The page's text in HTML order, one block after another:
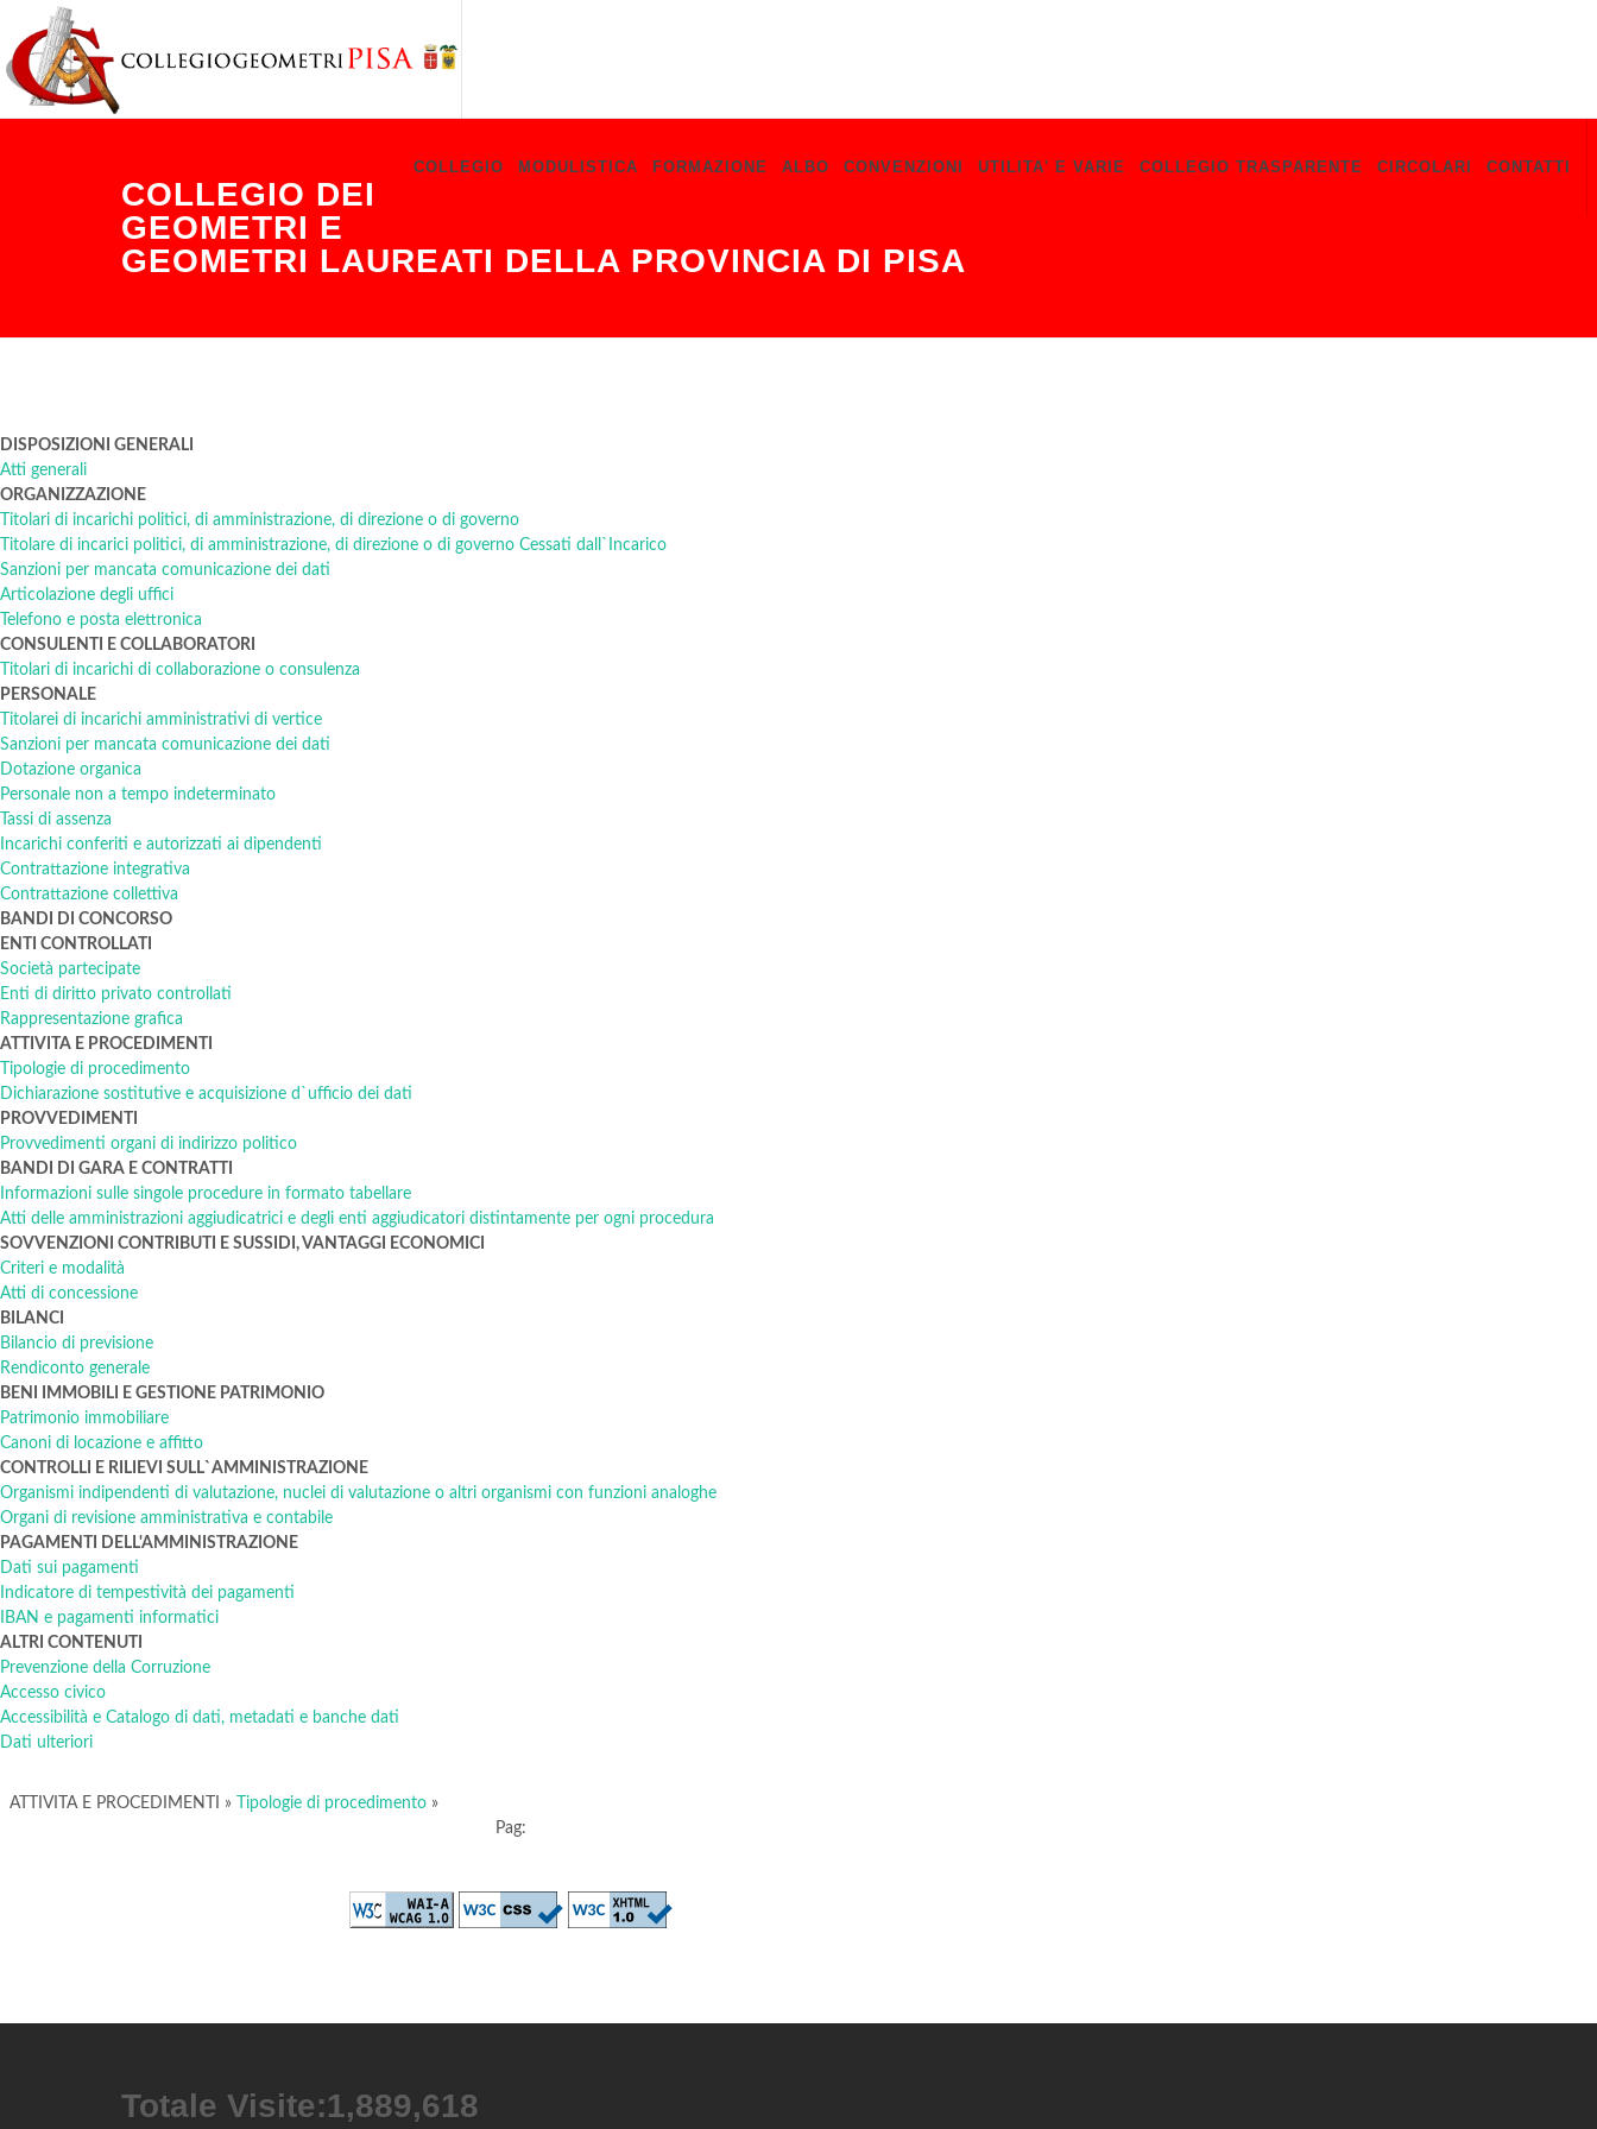
COLLEGIO MODULISTICA FORMAZIONE ALBO CONVENZIONI UTILITA' E VARIE COLLEGIO TRASPARENTE CIRCOLARI CONTATTI
COLLEGIO DEI
GEOMETRI E
GEOMETRI LAUREATI DELLA PROVINCIA DI PISA
DISPOSIZIONI GENERALI
Atti generali
ORGANIZZAZIONE
Titolari di incarichi politici, di amministrazione, di direzione o di governo
Titolare di incarici politici, di amministrazione, di direzione o di governo Cessati dall`Incarico
Sanzioni per mancata comunicazione dei dati
Articolazione degli uffici
Telefono e posta elettronica
CONSULENTI E COLLABORATORI
Titolari di incarichi di collaborazione o consulenza
PERSONALE
Titolarei di incarichi amministrativi di vertice
Sanzioni per mancata comunicazione dei dati
Dotazione organica
Personale non a tempo indeterminato
Tassi di assenza
Incarichi conferiti e autorizzati ai dipendenti
Contrattazione integrativa
Contrattazione collettiva
BANDI DI CONCORSO
ENTI CONTROLLATI
Società partecipate
Enti di diritto privato controllati
Rappresentazione grafica
ATTIVITA E PROCEDIMENTI
Tipologie di procedimento
Dichiarazione sostitutive e acquisizione d`ufficio dei dati
PROVVEDIMENTI
Provvedimenti organi di indirizzo politico
BANDI DI GARA E CONTRATTI
Informazioni sulle singole procedure in formato tabellare
Atti delle amministrazioni aggiudicatrici e degli enti aggiudicatori distintamente per ogni procedura
SOVVENZIONI CONTRIBUTI E SUSSIDI, VANTAGGI ECONOMICI
Criteri e modalità
Atti di concessione
BILANCI
Bilancio di previsione
Rendiconto generale
BENI IMMOBILI E GESTIONE PATRIMONIO
Patrimonio immobiliare
Canoni di locazione e affitto
CONTROLLI E RILIEVI SULL`AMMINISTRAZIONE
Organismi indipendenti di valutazione, nuclei di valutazione o altri organismi con funzioni analoghe
Organi di revisione amministrativa e contabile
PAGAMENTI DELL'AMMINISTRAZIONE
Dati sui pagamenti
Indicatore di tempestività dei pagamenti
IBAN e pagamenti informatici
ALTRI CONTENUTI
Prevenzione della Corruzione
Accesso civico
Accessibilità e Catalogo di dati, metadati e banche dati
Dati ulteriori
ATTIVITA E PROCEDIMENTI » Tipologie di procedimento »
Pag:
Totale Visite:2,194,387